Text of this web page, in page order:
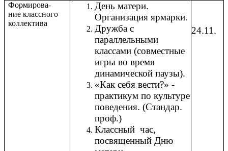
Формирова-
ние классного
коллектива
День матери.
Организация ярмарки.
Дружба с
параллельными
классами (совместные
игры во время
динамической паузы).
«Как себя вести?» -
практикум по культуре
поведения. (Стандар.
проф.)
Классный час,
посвященный Дню
24.11.